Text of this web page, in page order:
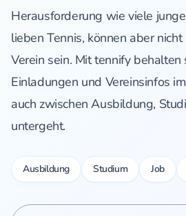
Herausforderung wie viele
lieben Tennis, können aber
Verein sein. Mit tennify behalten
Einladungen und Vereinsinfos
auch zwischen Ausbildung,
untergeht.
Ausbildung Studium Job